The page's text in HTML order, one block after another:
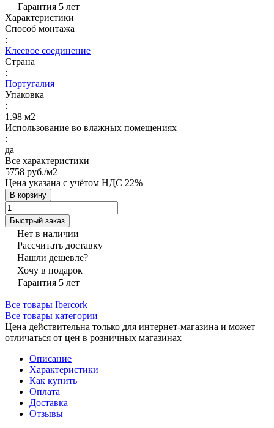
Гарантия 5 лет
Характеристики
Способ монтажа
:
Клеевое соединение
Страна
:
Португалия
Упаковка
:
1.98 м2
Использование во влажных помещениях
:
да
Все характеристики
5758 руб./м2
Цена указана с учётом НДС 22%
В корзину
Быстрый заказ
Нет в наличии
Рассчитать доставку
Нашли дешевле?
Хочу в подарок
Гарантия 5 лет
Все товары Ibercork
Все товары категории
Цена действительна только для интернет-магазина и может
отличаться от цен в розничных магазинах
Описание
Характеристики
Как купить
Оплата
Доставка
Отзывы